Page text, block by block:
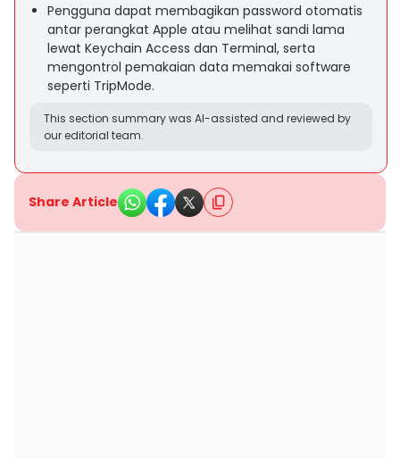
Pengguna dapat membagikan password otomatis
antar perangkat Apple atau melihat sandi lama
lewat Keychain Access dan Terminal, serta
mengontrol pemakaian data memakai software
seperti TripMode.
This section summary was AI-assisted and reviewed by
our editorial team.
Share Article